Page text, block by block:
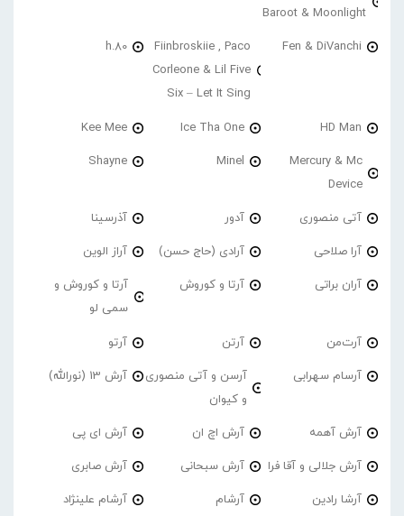
Baroot & Moonlight
Fen & DiVanchi
Fiinbroskiie , Paco
Corleone & Lil Five
Six – Let It Sing
h.80
HD Man
Ice Tha One
Kee Mee
Mercury & Mc
Device
Minel
Shayne
آتی منصوری آدور آذرسینا
آرا صلاحی آرادی (حاج حسن) آراز الوین
آران براتی آرتا و کوروش
آرتا و کوروش و
سمی لو
آرت‌من آرتن آرتو
آرسام سهرابی
آرسن و آتی منصوری
و کیوان
آرش 13 (نورالله)
آرش آهمه آرش اچ ان آرش ای پی
آرش جلالی و آقا فرا آرش سبحانی آرش صابری
آرشا رادین آرشام آرشام علینژاد